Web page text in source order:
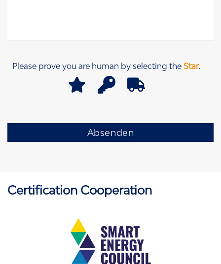
Please prove you are human by selecting the Star.
Certification Cooperation